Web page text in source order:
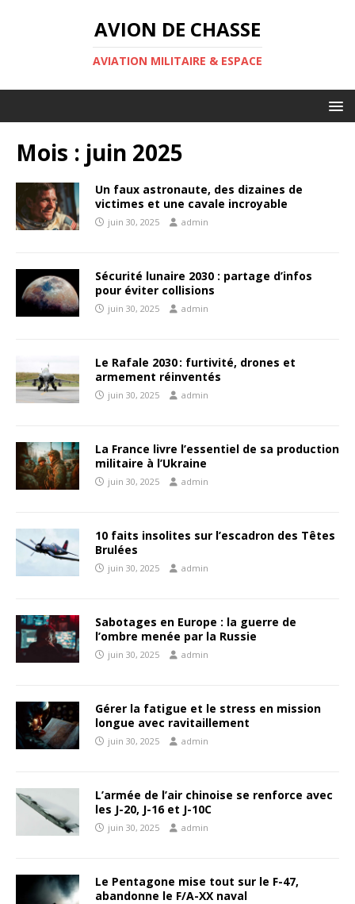
AVION DE CHASSE
AVIATION MILITAIRE & ESPACE
Mois : juin 2025
Un faux astronaute, des dizaines de
victimes et une cavale incroyable
juin 30, 2025 admin
Sécurité lunaire 2030 : partage d’infos
pour éviter collisions
juin 30, 2025 admin
Le Rafale 2030 : furtivité, drones et
armement réinventés
juin 30, 2025 admin
La France livre l’essentiel de sa production
militaire à l’Ukraine
juin 30, 2025 admin
10 faits insolites sur l’escadron des Têtes
Brulées
juin 30, 2025 admin
Sabotages en Europe : la guerre de
l’ombre menée par la Russie
juin 30, 2025 admin
Gérer la fatigue et le stress en mission
longue avec ravitaillement
juin 30, 2025 admin
L’armée de l’air chinoise se renforce avec
les J-20, J-16 et J-10C
juin 30, 2025 admin
Le Pentagone mise tout sur le F-47,
abandonne le F/A-XX naval